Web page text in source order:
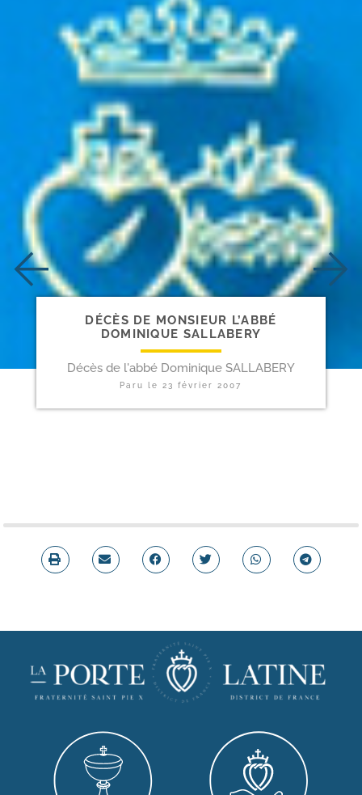
DÉCÈS DE MONSIEUR L’ABBÉ
DOMINIQUE SALLABERY
Décès de l'abbé Dominique SALLABERY
Paru le23 février 2007